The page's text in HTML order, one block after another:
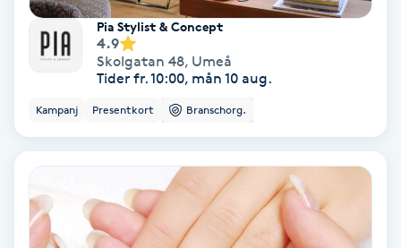
Fotvård
Fransar
Fransfärgning
Fransförlängning
Pia Stylist & Concept
4.9
Skolgatan 48, Umeå
Tider fr. 10:00, mån 10 aug.
Kampanj Presentkort Branschorg.